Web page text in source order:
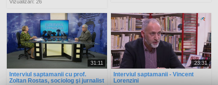
Vizualizări: 26
31:11
Interviul saptamanii cu prof.
Zoltan Rostas, sociolog şi jurnalist
23:31
Interviul saptamanii - Vincent
Lorenzini